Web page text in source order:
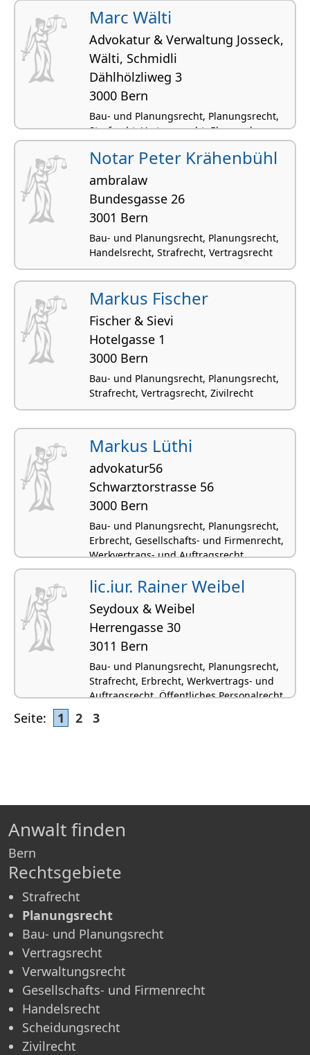
Marc Wälti
Advokatur & Verwaltung Josseck,
Wälti, Schmidli
Dählhölzliweg 3
3000 Bern
Bau- und Planungsrecht, Planungsrecht,
Strafrecht, Vertragsrecht, Ehe- und
Konkubinatsrecht
Notar Peter Krähenbühl
ambralaw
Bundesgasse 26
3001 Bern
Bau- und Planungsrecht, Planungsrecht,
Handelsrecht, Strafrecht, Vertragsrecht
Markus Fischer
Fischer & Sievi
Hotelgasse 1
3000 Bern
Bau- und Planungsrecht, Planungsrecht,
Strafrecht, Vertragsrecht, Zivilrecht
Markus Lüthi
advokatur56
Schwarztorstrasse 56
3000 Bern
Bau- und Planungsrecht, Planungsrecht,
Erbrecht, Gesellschafts- und Firmenrecht,
Werkvertrags- und Auftragsrecht
lic.iur. Rainer Weibel
Seydoux & Weibel
Herrengasse 30
3011 Bern
Bau- und Planungsrecht, Planungsrecht,
Strafrecht, Erbrecht, Werkvertrags- und
Auftragsrecht, Öffentliches Personalrecht
Seite: 1 2 3
Anwalt finden
Bern
Rechtsgebiete
Strafrecht
Planungsrecht
Bau- und Planungsrecht
Vertragsrecht
Verwaltungsrecht
Gesellschafts- und Firmenrecht
Handelsrecht
Scheidungsrecht
Zivilrecht